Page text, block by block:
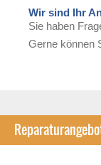
Wir sind Ihr
Sie haben
Gerne können